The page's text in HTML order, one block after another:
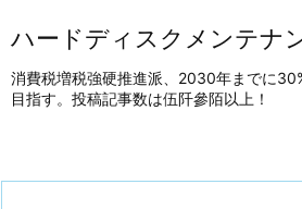
ハードディスクメンテナ
消費税増税強硬推進派、2030年までに
目指す。投稿記事数は伍阡參陌以上！